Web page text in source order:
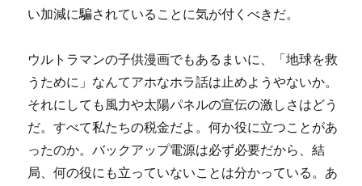
い加減に騙されていることに気が付くべきだ。
ウルトラマンの子供漫画でもあるまいに、「地球を救
うために」なんてアホなホラ話は止めようやないか。
それにしても風力や太陽パネルの宣伝の激しさはどう
だ。すべて私たちの税金だよ。何か役に立つことがあ
ったのか。バックアップ電源は必ず必要だから、結
局、何の役にも立っていないことは分かっている。あ